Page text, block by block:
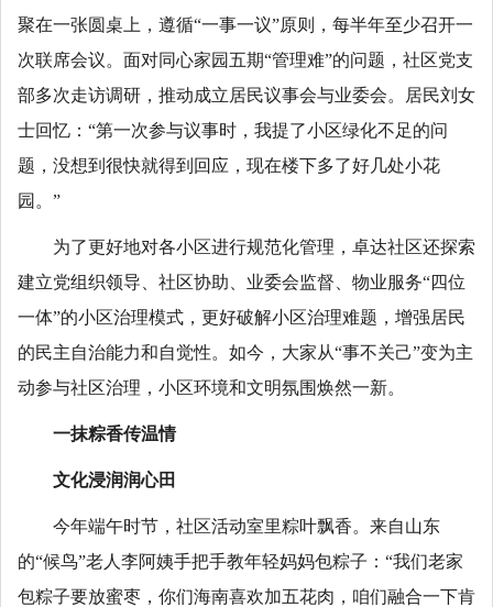
聚在一张圆桌上，遵循“一事一议”原则，每半年至少召开一
次联席会议。面对同心家园五期“管理难”的问题，社区党支
部多次走访调研，推动成立居民议事会与业委会。居民刘女
士回忆：“第一次参与议事时，我提了小区绿化不足的问
题，没想到很快就得到回应，现在楼下多了好几处小花
园。”
为了更好地对各小区进行规范化管理，卓达社区还探索
建立党组织领导、社区协助、业委会监督、物业服务“四位
一体”的小区治理模式，更好破解小区治理难题，增强居民
的民主自治能力和自觉性。如今，大家从“事不关己”变为主
动参与社区治理，小区环境和文明氛围焕然一新。
一抹粽香传温情
文化浸润润心田
今年端午时节，社区活动室里粽叶飘香。来自山东
的“候鸟”老人李阿姨手把手教年轻妈妈包粽子：“我们老家
包粽子要放蜜枣，你们海南喜欢加五花肉，咱们融合一下肯